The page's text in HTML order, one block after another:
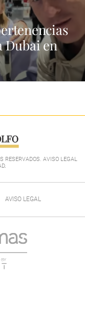
Dubai en
RESERVADOS. AVISO LEGAL
.
AVISO LEGAL